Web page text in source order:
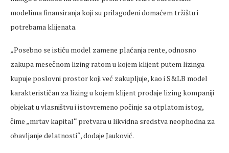
modelima finansiranja koji su prilagođeni domaćem tržištu i
potrebama klijenata.
„Posebno se ističu model zamene plaćanja rente, odnosno
zakupa mesečnom lizing ratom u kojem klijent putem lizinga
kupuje poslovni prostor koji već zakupljuje, kao i S&LB model
karakterističan za lizing u kojem klijent prodaje lizing kompaniji
objekat u vlasništvu i istovremeno počinje sa otplatom istog,
čime „mrtav kapital“ pretvara u likvidna sredstva neophodna za
obavljanje delatnosti“, dodaje Jauković.